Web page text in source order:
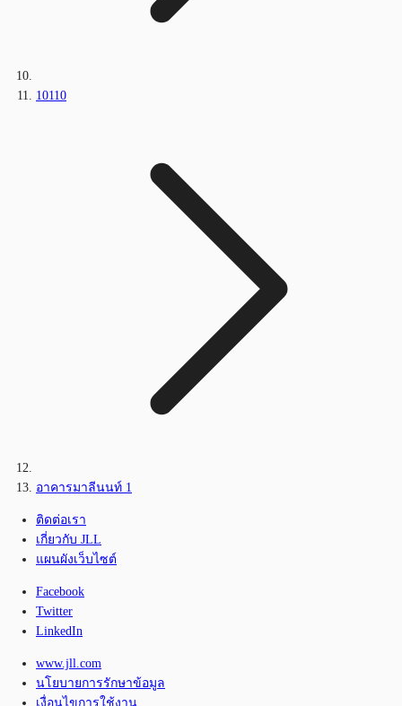
10110
อาคารมาลีนนท์ 1
ติดต่อเรา
เกี่ยวกับ JLL
แผนผังเว็บไซต์
Facebook
Twitter
LinkedIn
www.jll.com
นโยบายการรักษาข้อมูล
เงื่อนไขการใช้งาน